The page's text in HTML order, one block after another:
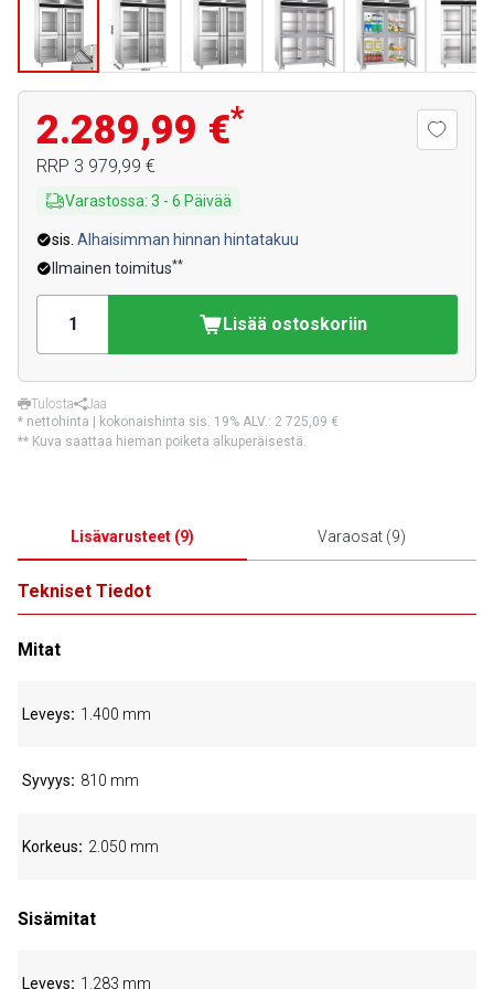
2.289,99 €*
RRP 3 979,99 €
Varastossa: 3 - 6 Päivää
sis. Alhaisimman hinnan hintatakuu
Ilmainen toimitus**
Lisää ostoskoriin
Tulosta
Jaa
* nettohinta | kokonaishinta sis. 19% ALV.: 2 725,09 €
** Kuva saattaa hieman poiketa alkuperäisestä.
Lisävarusteet (9) Varaosat (9)
Tekniset Tiedot
Mitat
Leveys 1.400 mm
Syvyys 810 mm
Korkeus 2.050 mm
Sisämitat
Leveys 1.283 mm